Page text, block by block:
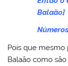
Balaão]
Pois que mesmo
Balaão como